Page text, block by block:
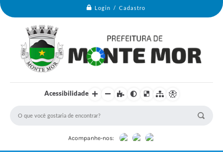
Login / Cadastro
Acessibilidade
Acompanhe-nos: